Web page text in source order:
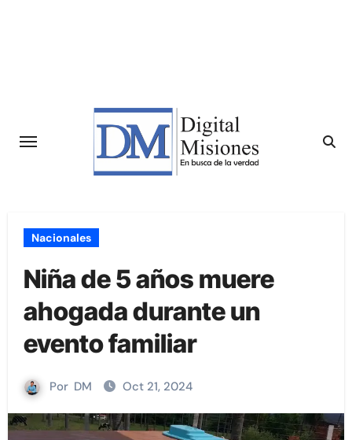
Nacionales
Niña de 5 años muere
ahogada durante un
evento familiar
Por DM Oct 21, 2024